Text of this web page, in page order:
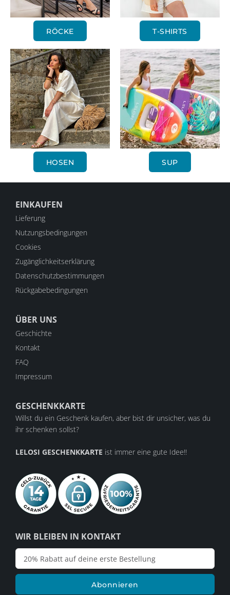
RÖCKE T-SHIRTS
HOSEN SUP
WIR BLEIBEN IN KONTAKT
Abonnieren
EINKAUFEN
Lieferung
Nutzungsbedingungen
Cookies
Zugänglichkeitserklärung
Datenschutzbestimmungen
Rückgabebedingungen
ÜBER UNS
Geschichte
Kontakt
FAQ
Impressum
GESCHENKKARTE
Willst du ein Geschenk kaufen, aber bist dir unsicher, was du
ihr schenken sollst?
LELOSI GESCHENKKARTE ist immer eine gute Idee!!